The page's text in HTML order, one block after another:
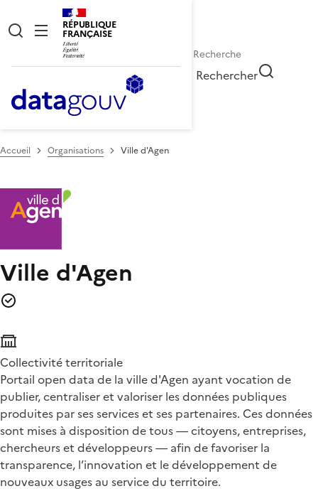
RÉPUBLIQUE
FRANÇAISE
Rechercher
Accueil Organisations Ville d'Agen
Ville d'Agen
Collectivité territoriale
Portail open data de la ville d'Agen ayant vocation de
publier, centraliser et valoriser les données publiques
produites par ses services et ses partenaires. Ces données
sont mises à disposition de tous — citoyens, entreprises,
chercheurs et développeurs — afin de favoriser la
transparence, l’innovation et le développement de
nouveaux usages au service du territoire.